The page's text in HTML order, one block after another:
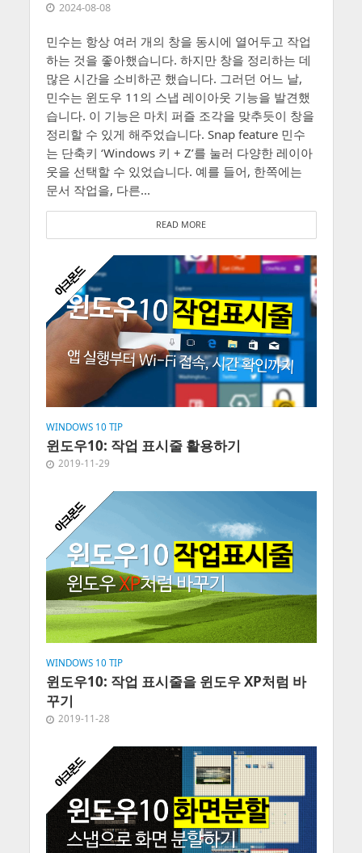
2024-08-08
민수는 항상 여러 개의 창을 동시에 열어두고 작업
하는 것을 좋아했습니다. 하지만 창을 정리하는 데
많은 시간을 소비하곤 했습니다. 그러던 어느 날,
민수는 윈도우 11의 스냅 레이아웃 기능을 발견했
습니다. 이 기능은 마치 퍼즐 조각을 맞추듯이 창을
정리할 수 있게 해주었습니다. Snap feature 민수
는 단축키 ‘Windows 키 + Z’를 눌러 다양한 레이아
웃을 선택할 수 있었습니다. 예를 들어, 한쪽에는
문서 작업을, 다른...
READ MORE
WINDOWS 10 TIP
윈도우10: 작업 표시줄 활용하기
2019-11-29
WINDOWS 10 TIP
윈도우10: 작업 표시줄을 윈도우 XP처럼 바
꾸기
2019-11-28